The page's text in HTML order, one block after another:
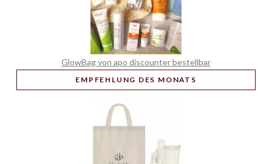
GlowBag von apo discounter bestellbar
EMPFEHLUNG DES MONATS